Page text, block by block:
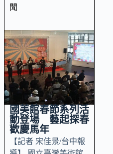
聞
國美館春節系列活
動登場 藝起探春
歡慶馬年
【記者 宋佳景/台中報